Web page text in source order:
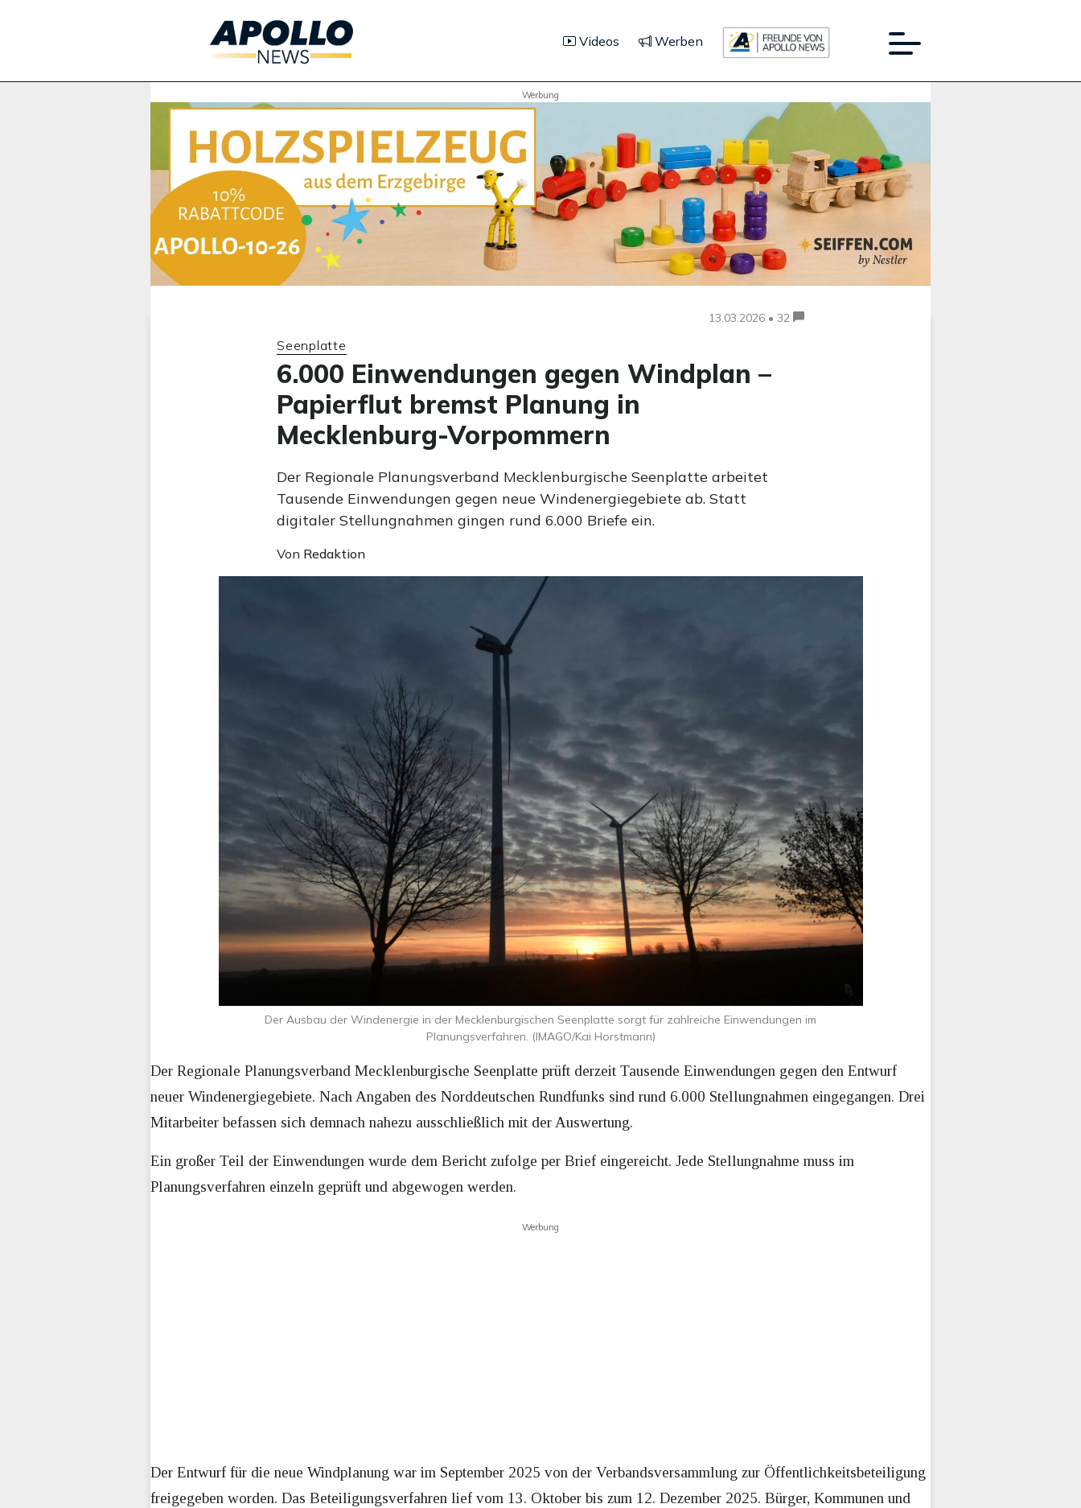
Videos Werben
Werbung
13.03.2026 • 32
Seenplatte
6.000 Einwendungen gegen Windplan –
Papierflut bremst Planung in
Mecklenburg-Vorpommern
Der Regionale Planungsverband Mecklenburgische Seenplatte arbeitet
Tausende Einwendungen gegen neue Windenergiegebiete ab. Statt
digitaler Stellungnahmen gingen rund 6.000 Briefe ein.
Von Redaktion
Der Ausbau der Windenergie in der Mecklenburgischen Seenplatte sorgt für zahlreiche Einwendungen im
Planungsverfahren. (IMAGO/Kai Horstmann)
Der Regionale Planungsverband Mecklenburgische Seenplatte prüft derzeit Tausende Einwendungen gegen den Entwurf
neuer Windenergiegebiete. Nach Angaben des Norddeutschen Rundfunks sind rund 6.000 Stellungnahmen eingegangen. Drei
Mitarbeiter befassen sich demnach nahezu ausschließlich mit der Auswertung.
Ein großer Teil der Einwendungen wurde dem Bericht zufolge per Brief eingereicht. Jede Stellungnahme muss im
Planungsverfahren einzeln geprüft und abgewogen werden.
Werbung
Der Entwurf für die neue Windplanung war im September 2025 von der Verbandsversammlung zur Öffentlichkeitsbeteiligung
freigegeben worden. Das Beteiligungsverfahren lief vom 13. Oktober bis zum 12. Dezember 2025. Bürger, Kommunen und